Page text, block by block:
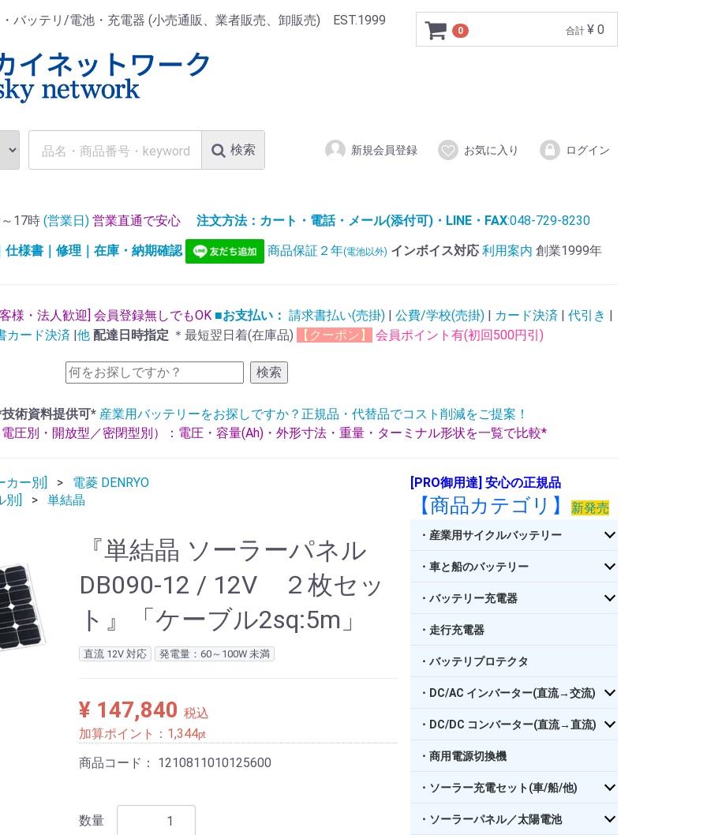
バッテリ/電池・充電器 (小売通販、業者販売、卸販売) EST.1999
0 合計 ¥ 0
検索 新規会員登録 お気に入り ログイン
17時(営業日) 営業直通で安心 注文方法：カート・電話・メール(添付可)・LINE・FAX:048-729-8230
様書｜修理｜在庫・納期確認
商品保証２年(電池以外) インボイス対応 利用案内 創業1999年
様・法人歓迎] 会員登録無しでもOK ■お支払い： 請求書払い(売掛) | 公費/学校(売掛) | カード決済 | 代引き |
カード決済 |他 配達日時指定 ＊最短翌日着(在庫品) 【クーポン】 会員ポイント有(初回500円引)
検索
術資料提供可* 産業用バッテリーをお探しですか？正規品・代替品でコスト削減をご提案！
圧別・開放型／密閉型別）：電圧・容量(Ah)・外形寸法・重量・ターミナル形状を一覧で比較*
カー別]
電菱 DENRYO
別] 単結晶
『単結晶 ソーラーパネル
DB090-12 / 12V ２枚セッ
ト』「ケーブル2sq:5m」
直流 12V 対応 発電量：60～100W 未満
¥ 147,840 税込
加算ポイント： 1,344pt
商品コード： 1210811010125600
数量
[PRO御用達] 安心の正規品
【商品カテゴリ】 新発売
・産業用サイクルバッテリー
・車と船のバッテリー
・バッテリー充電器
・走行充電器
・バッテリプロテクタ
・DC/AC インバーター(直流→交流)
・DC/DC コンバーター(直流→直流)
・商用電源切換機
・ソーラー充電セット(車/船/他)
・ソーラーパネル／太陽電池